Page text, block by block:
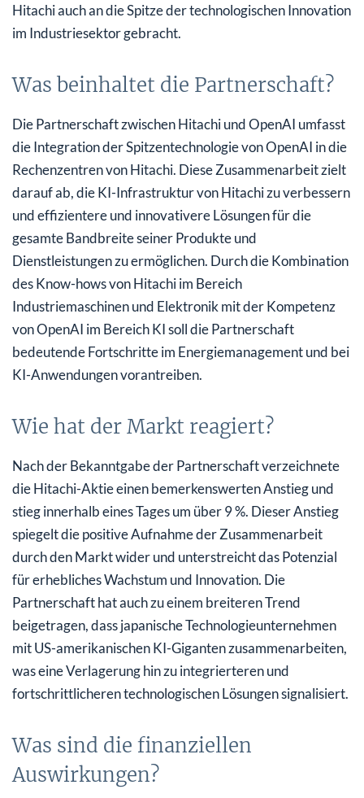
Hitachi auch an die Spitze der technologischen Innovation
im Industriesektor gebracht.
Was beinhaltet die Partnerschaft?
Die Partnerschaft zwischen Hitachi und OpenAI umfasst
die Integration der Spitzentechnologie von OpenAI in die
Rechenzentren von Hitachi. Diese Zusammenarbeit zielt
darauf ab, die KI-Infrastruktur von Hitachi zu verbessern
und effizientere und innovativere Lösungen für die
gesamte Bandbreite seiner Produkte und
Dienstleistungen zu ermöglichen. Durch die Kombination
des Know-hows von Hitachi im Bereich
Industriemaschinen und Elektronik mit der Kompetenz
von OpenAI im Bereich KI soll die Partnerschaft
bedeutende Fortschritte im Energiemanagement und bei
KI-Anwendungen vorantreiben.
Wie hat der Markt reagiert?
Nach der Bekanntgabe der Partnerschaft verzeichnete
die Hitachi-Aktie einen bemerkenswerten Anstieg und
stieg innerhalb eines Tages um über 9 %. Dieser Anstieg
spiegelt die positive Aufnahme der Zusammenarbeit
durch den Markt wider und unterstreicht das Potenzial
für erhebliches Wachstum und Innovation. Die
Partnerschaft hat auch zu einem breiteren Trend
beigetragen, dass japanische Technologieunternehmen
mit US-amerikanischen KI-Giganten zusammenarbeiten,
was eine Verlagerung hin zu integrierteren und
fortschrittlicheren technologischen Lösungen signalisiert.
Was sind die finanziellen
Auswirkungen?